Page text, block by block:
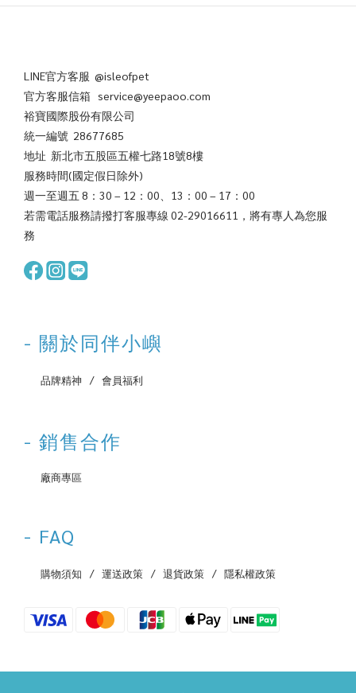
LINE官方客服 @isleofpet
官方客服信箱 service@yeepaoo.com
裕寶國際股份有限公司
統一編號 28677685
地址 新北市五股區五權七路18號8樓
服務時間(國定假日除外)
週一至週五 8：30 – 12：00、13：00 – 17：00
若需電話服務請撥打客服專線 02-29016611，將有專人為您服
務
- 關於同伴小嶼
‌ 品牌精神 ‌ / ‌ 會員福利
- 銷售合作
‌ 廠商專區
- FAQ
‌ 購物須知 ‌ / ‌ 運送政策 ‌ / ‌ 退貨政策 ‌ / ‌ 隱私權政策